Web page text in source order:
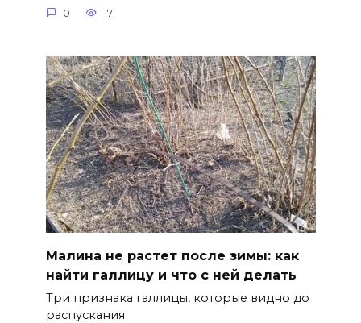
0 17
Малина не растет после зимы: как
найти галлицу и что с ней делать
Три признака галлицы, которые видно до
распускания